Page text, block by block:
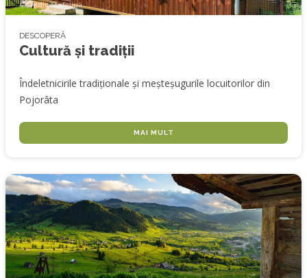
© Ovidiu Ștefeligă
DESCOPERĂ
Cultură și tradiții
Îndeletnicirile tradiționale și meșteșugurile locuitorilor din
Pojorâta
MAI MULT